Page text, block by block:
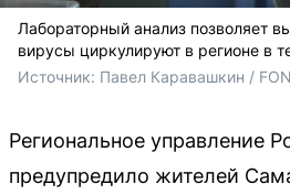
Лабораторный анализ позволяет
вирусы циркулируют в регионе в
Источник: Павел Каравашкин /
Региональное управление
предупредило жителей